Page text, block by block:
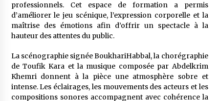
professionnels. Cet espace de formation a permis
d’améliorer le jeu scénique, l’expression corporelle et la
maîtrise des émotions afin d’offrir un spectacle à la
hauteur des attentes du public.
La scénographie signée BoukhariHabbal, la chorégraphie
de Toufik Kara et la musique composée par Abdelkrim
Khemri donnent à la pièce une atmosphère sobre et
intense. Les éclairages, les mouvements des acteurs et les
compositions sonores accompagnent avec cohérence la